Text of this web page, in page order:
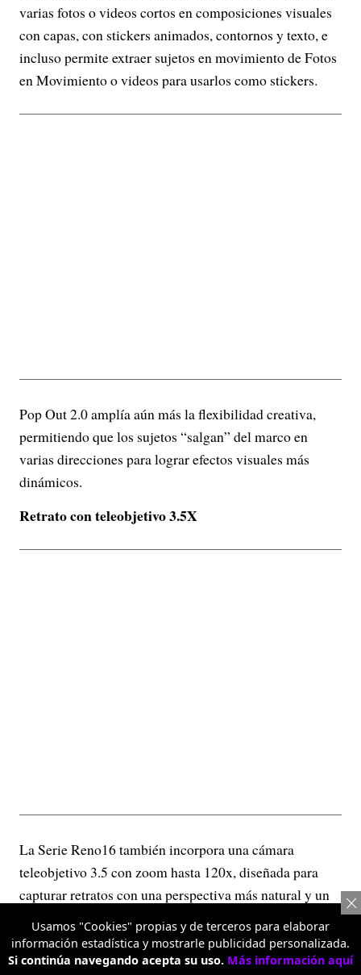
varias fotos o videos cortos en composiciones visuales
con capas, con stickers animados, contornos y texto, e
incluso permite extraer sujetos en movimiento de Fotos
en Movimiento o videos para usarlos como stickers.
Pop Out 2.0 amplía aún más la flexibilidad creativa,
permitiendo que los sujetos “salgan” del marco en
varias direcciones para lograr efectos visuales más
dinámicos.
Retrato con teleobjetivo 3.5X
La Serie Reno16 también incorpora una cámara
teleobjetivo 3.5 con zoom hasta 120x, diseñada para
capturar retratos con una perspectiva más natural y un
detalle. Esta lente permite acercarse a la escena sin
sacrificar calidad, ofreciendo imágenes más nítidas y
Usamos "Cookies" propias y de terceros para elaborar
información estadística y mostrarle publicidad personalizada.
Si continúa navegando acepta su uso. Más información aquí